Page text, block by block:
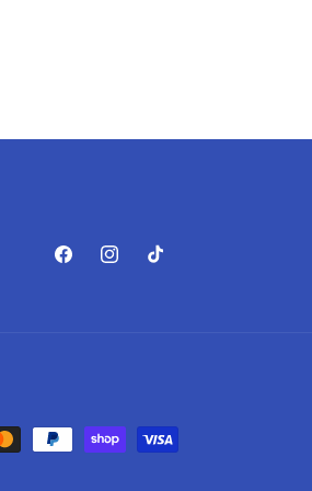
FacebookInstagramTikTok